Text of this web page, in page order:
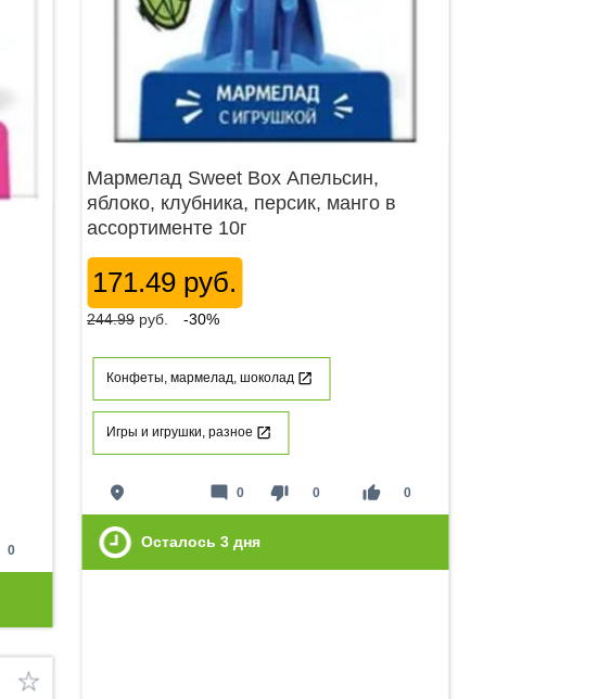
0
Мармелад Sweet Box Апельсин,
яблоко, клубника, персик, манго в
ассортименте 10г
171.49 руб.
244.99 руб. -30%
Конфеты, мармелад, шоколад
Игры и игрушки, разное
place thumb_down 0 thumb_up 0
mode_comment 0
Осталось 3 дня